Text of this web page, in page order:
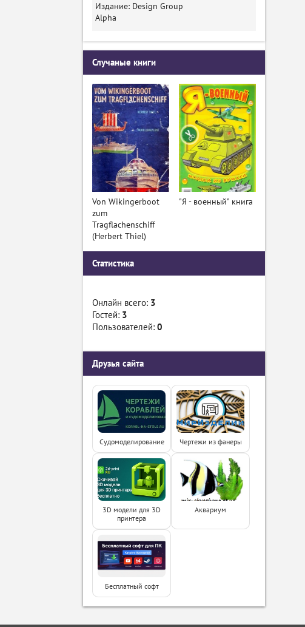
Издание: Design Group
Alpha
Случаные книги
Von Wikingerboot
zum
Tragflachenschiff
(Herbert Thiel)
"Я - военный" книга
Статистика
Онлайн всего: 3
Гостей: 3
Пользователей: 0
Друзья сайта
Судомоделирование Чертежи из фанеры
3D модели для 3D
принтера
Аквариум
Бесплатный софт